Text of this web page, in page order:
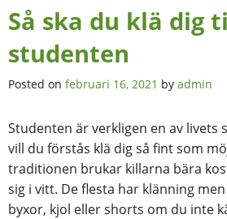
Så ska du klä dig
studenten
Posted on februari 16, 2021 by admin
Studenten är verkligen en av livets
vill du förstås klä dig så fint som
traditionen brukar killarna bära
sig i vitt. De flesta har klänning
byxor, kjol eller shorts om du inte